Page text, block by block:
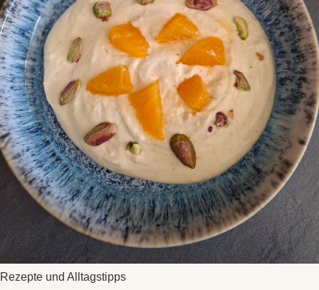
Rezepte und Alltagstipps